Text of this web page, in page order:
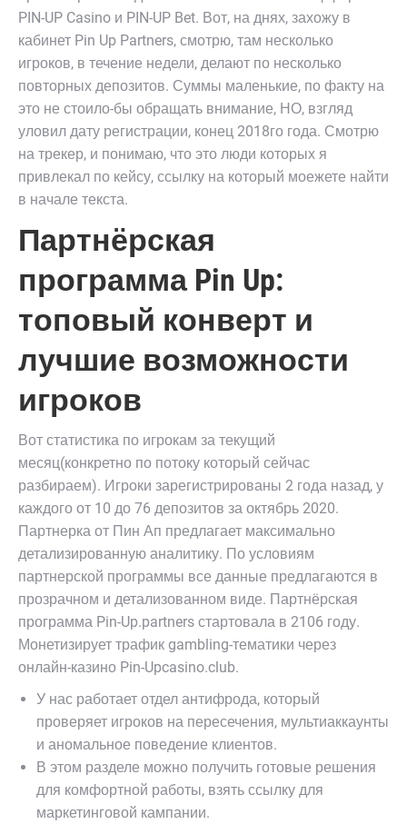
PIN-UP Casino и PIN-UP Bet. Вот, на днях, захожу в
кабинет Pin Up Partners, смотрю, там несколько
игроков, в течение недели, делают по несколько
повторных депозитов. Суммы маленькие, по факту на
это не стоило-бы обращать внимание, НО, взгляд
уловил дату регистрации, конец 2018го года. Смотрю
на трекер, и понимаю, что это люди которых я
привлекал по кейсу, ссылку на который моежете найти
в начале текста.
Партнёрская
программа Pin Up:
топовый конверт и
лучшие возможности
игроков
Вот статистика по игрокам за текущий
месяц(конкретно по потоку который сейчас
разбираем). Игроки зарегистрированы 2 года назад, у
каждого от 10 до 76 депозитов за октябрь 2020.
Партнерка от Пин Ап предлагает максимально
детализированную аналитику. По условиям
партнерской программы все данные предлагаются в
прозрачном и детализованном виде. Партнёрская
программа Pin-Up.partners стартовала в 2106 году.
Монетизирует трафик gambling-тематики через
онлайн-казино Pin-Upcasino.club.
У нас работает отдел антифрода, который
проверяет игроков на пересечения, мультиаккаунты
и аномальное поведение клиентов.
В этом разделе можно получить готовые решения
для комфортной работы, взять ссылку для
маркетинговой кампании.